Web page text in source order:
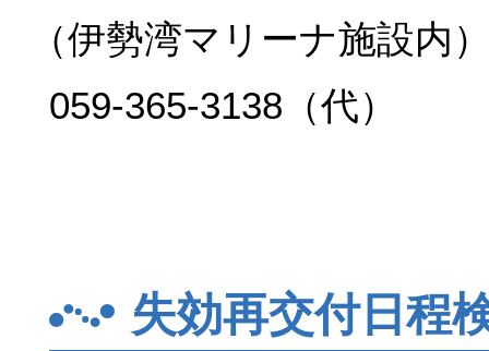
（伊勢湾マリーナ施設内
059-365-3138（代）
失効再交付日程